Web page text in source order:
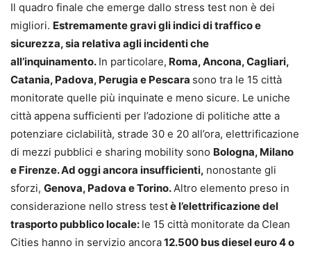
Il quadro finale che emerge dallo stress test non è dei
migliori. Estremamente gravi gli indici di traffico e
sicurezza, sia relativa agli incidenti che
all’inquinamento. In particolare, Roma, Ancona, Cagliari,
Catania, Padova, Perugia e Pescara sono tra le 15 città
monitorate quelle più inquinate e meno sicure. Le uniche
città appena sufficienti per l’adozione di politiche atte a
potenziare ciclabilità, strade 30 e 20 all’ora, elettrificazione
di mezzi pubblici e sharing mobility sono Bologna, Milano
e Firenze. Ad oggi ancora insufficienti, nonostante gli
sforzi, Genova, Padova e Torino.Altro elemento preso in
considerazione nello stress testè l’elettrificazione del
trasporto pubblico locale: le 15 città monitorate da Clean
Cities hanno in servizio ancora12.500 bus diesel euro 4 o